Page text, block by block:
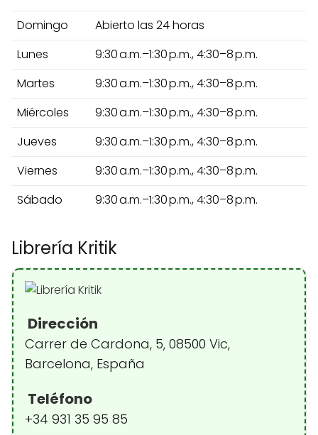
Domingo
Abierto las 24 horas
Lunes
9:30 a.m.–1:30 p.m., 4:30–8 p.m.
Martes
9:30 a.m.–1:30 p.m., 4:30–8 p.m.
Miércoles
9:30 a.m.–1:30 p.m., 4:30–8 p.m.
Jueves
9:30 a.m.–1:30 p.m., 4:30–8 p.m.
Viernes
9:30 a.m.–1:30 p.m., 4:30–8 p.m.
Sábado
9:30 a.m.–1:30 p.m., 4:30–8 p.m.
Librería Kritik
Dirección
Carrer de Cardona, 5, 08500 Vic,
Barcelona, España
Teléfono
+34 931 35 95 85